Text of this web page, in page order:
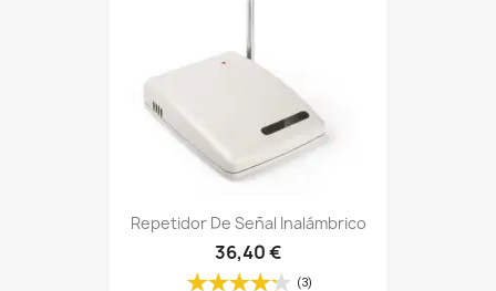
Repetidor De Señal Inalámbrico
36,40 €
(3)